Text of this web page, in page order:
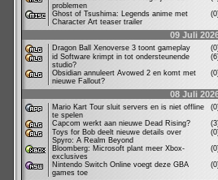
problemen
Ghost of Tsushima: Legends anime met
Character Art teaser trailer
09 Juli
Dragon Ball Xenoverse 3 toont gameplay
id Software krimpt in tot ondersteunende
studio?
Obsidian annuleert Avowed 2 en komt met
nieuwe Fallout?
08 Juli
Mario Kart Tour sluit servers en is niet offline
te spelen
Capcom werkt aan nieuwe Dead Rising?
Toys for Bob deelt nieuwe details over
Spyro: A Realm Beyond
Bloomberg: Microsoft plant meer Xbox-
exclusives
Nintendo Switch Online voegt deze GBA
games toe